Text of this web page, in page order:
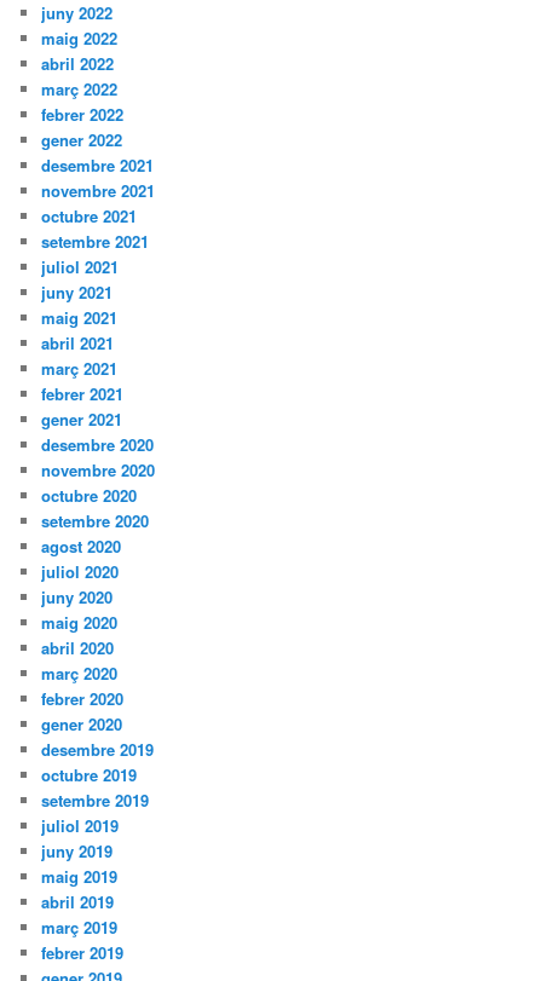
juny 2022
maig 2022
abril 2022
març 2022
febrer 2022
gener 2022
desembre 2021
novembre 2021
octubre 2021
setembre 2021
juliol 2021
juny 2021
maig 2021
abril 2021
març 2021
febrer 2021
gener 2021
desembre 2020
novembre 2020
octubre 2020
setembre 2020
agost 2020
juliol 2020
juny 2020
maig 2020
abril 2020
març 2020
febrer 2020
gener 2020
desembre 2019
octubre 2019
setembre 2019
juliol 2019
juny 2019
maig 2019
abril 2019
març 2019
febrer 2019